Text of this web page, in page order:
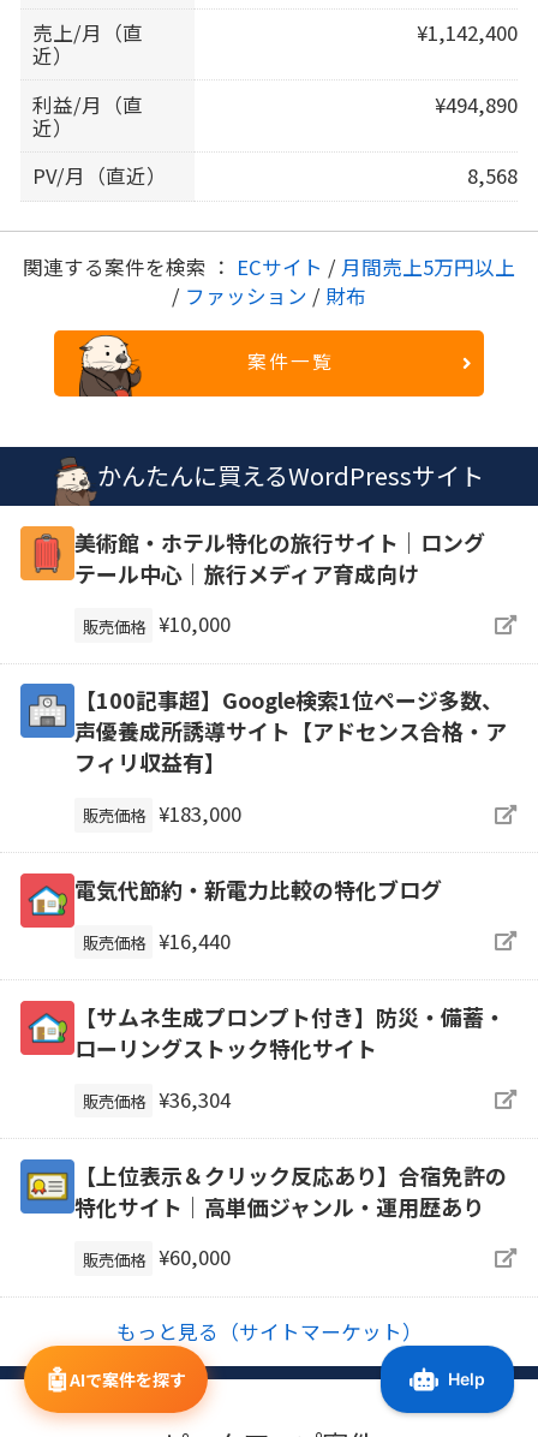
売上/月（直
近）
¥1,142,400
利益/月（直
近）
¥494,890
PV/月（直近） 8,568
関連する案件を検索 ： ECサイト / 月間売上5万円以上
/ ファッション / 財布
案件一覧
かんたんに買えるWordPressサイト
美術館・ホテル特化の旅行サイト｜ロング
テール中心｜旅行メディア育成向け
販売価格 ¥10,000
【100記事超】Google検索1位ページ多数、
声優養成所誘導サイト【アドセンス合格・ア
フィリ収益有】
販売価格 ¥183,000
電気代節約・新電力比較の特化ブログ
販売価格 ¥16,440
【サムネ生成プロンプト付き】防災・備蓄・
ローリングストック特化サイト
販売価格 ¥36,304
【上位表示＆クリック反応あり】合宿免許の
特化サイト｜高単価ジャンル・運用歴あり
販売価格 ¥60,000
もっと見る（サイトマーケット）
🤖AIで案件を探す